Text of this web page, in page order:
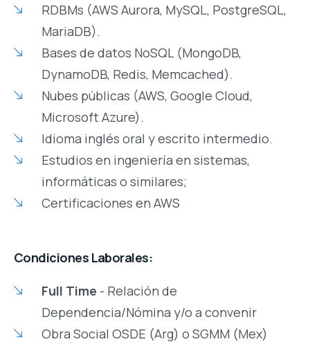
RDBMs (AWS Aurora, MySQL, PostgreSQL,
MariaDB).
Bases de datos NoSQL (MongoDB,
DynamoDB, Redis, Memcached).
Nubes públicas (AWS, Google Cloud,
Microsoft Azure).
Idioma inglés oral y escrito intermedio.
Estudios en ingeniería en sistemas,
informáticas o similares;
Certificaciones en AWS
Condiciones Laborales:
Full Time - Relación de
Dependencia/Nómina y/o a convenir
Obra Social OSDE (Arg) o SGMM (Mex)